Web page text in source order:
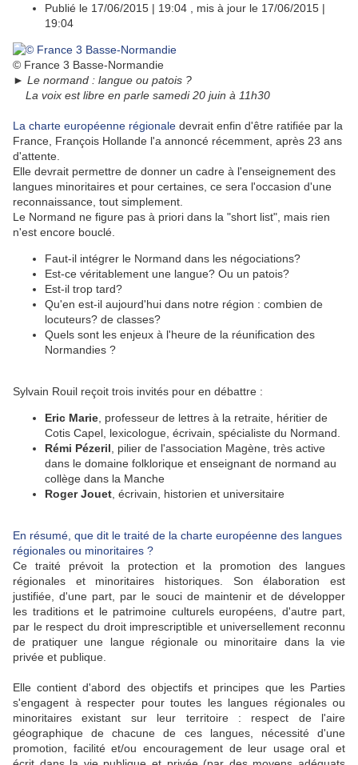
Publié le 17/06/2015 | 19:04 , mis à jour le 17/06/2015 |
19:04
© France 3 Basse-Normandie
► Le normand : langue ou patois ?
La voix est libre en parle samedi 20 juin à 11h30
La charte européenne régionale devrait enfin d'être ratifiée par la
France, François Hollande l'a annoncé récemment, après 23 ans
d'attente.
Elle devrait permettre de donner un cadre à l'enseignement des
langues minoritaires et pour certaines, ce sera l'occasion d'une
reconnaissance, tout simplement.
Le Normand ne figure pas à priori dans la "short list", mais rien
n'est encore bouclé.
Faut-il intégrer le Normand dans les négociations?
Est-ce véritablement une langue? Ou un patois?
Est-il trop tard?
Qu'en est-il aujourd'hui dans notre région : combien de
locuteurs? de classes?
Quels sont les enjeux à l'heure de la réunification des
Normandies ?
Sylvain Rouil reçoit trois invités pour en débattre :
Eric Marie , professeur de lettres à la retraite, héritier de
Cotis Capel, lexicologue, écrivain, spécialiste du Normand.
Rémi Pézeril , pilier de l'association Magène, très active
dans le domaine folklorique et enseignant de normand au
collège dans la Manche
Roger Jouet , écrivain, historien et universitaire
En résumé, que dit le traité de la charte européenne des langues
régionales ou minoritaires ?
Ce traité prévoit la protection et la promotion des langues
régionales et minoritaires historiques. Son élaboration est
justifiée, d'une part, par le souci de maintenir et de développer
les traditions et le patrimoine culturels européens, d'autre part,
par le respect du droit imprescriptible et universellement reconnu
de pratiquer une langue régionale ou minoritaire dans la vie
privée et publique.
Elle contient d'abord des objectifs et principes que les Parties
s'engagent à respecter pour toutes les langues régionales ou
minoritaires existant sur leur territoire : respect de l'aire
géographique de chacune de ces langues, nécessité d'une
promotion, facilité et/ou encouragement de leur usage oral et